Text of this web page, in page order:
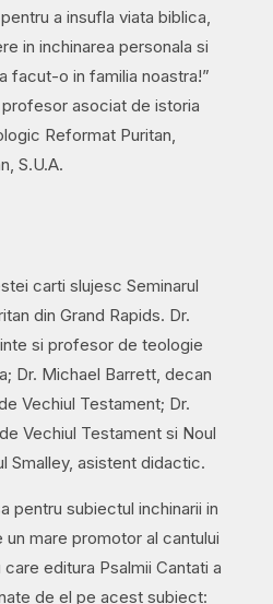
a insufla viata biblica,
in inchinarea personala si
facut-o in familia noastra!”
asociat de istoria
Reformat Puritan,
S.U.A.
carti slujesc Seminarul
din Grand Rapids. Dr.
si profesor de teologie
Dr. Michael Barrett, decan
Vechiul Testament; Dr.
Vechiul Testament si Noul
Smalley, asistent didactic.
pentru subiectul inchinarii in
mare promotor al cantului
editura Psalmii Cantati a
de el pe acest subiect: